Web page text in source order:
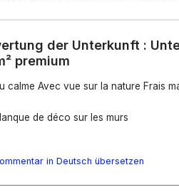
der Unterkunft :
premium
calme Avec vue sur la nature Frais
de déco sur les murs
in Deutsch übersetzen